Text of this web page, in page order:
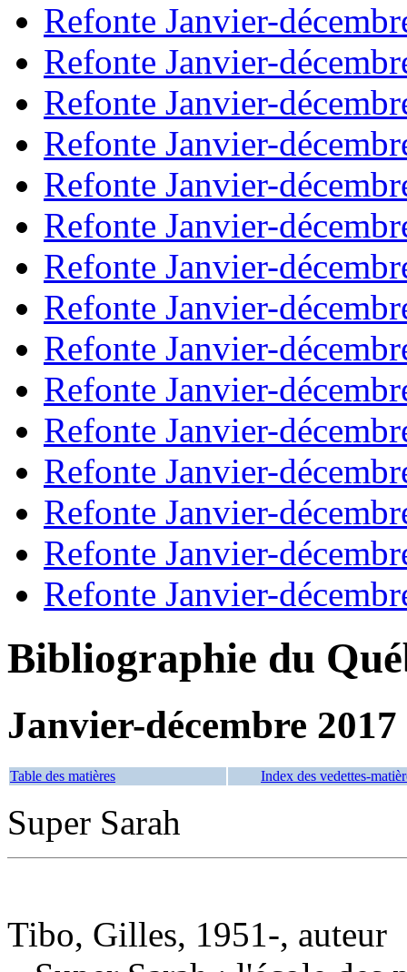
Refonte Janvier-
Refonte Janvier-
Refonte Janvier-
Refonte Janvier-
Refonte Janvier-
Refonte Janvier-
Refonte Janvier-
Refonte Janvier-
Refonte Janvier-
Refonte Janvier-
Refonte Janvier-
Refonte Janvier-
Refonte Janvier-
Refonte Janvier-
Refonte Janvier-
Bibliographie du
Janvier-décembre 2017
Table des matières Index des vedettes-
Super Sarah
Tibo, Gilles, 1951-, auteur